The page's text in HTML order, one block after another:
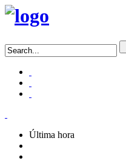
Última hora